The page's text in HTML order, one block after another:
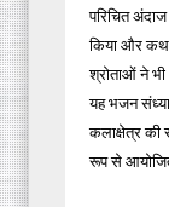
परिचित
किया और
श्रोताओं ने
यह भजन
कलाक्षेत्र की
रूप से